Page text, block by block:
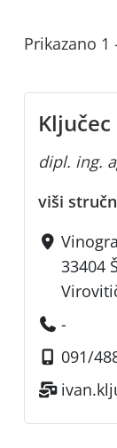
Prikazano 1
dipl. ing.
viši
33404
-
091/